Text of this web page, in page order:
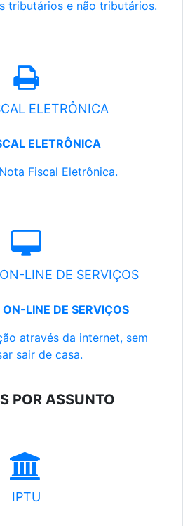
tributários e não tributários.
ELETRÔNICA
ELETRÔNICA
Fiscal Eletrônica.
LINE DE SERVIÇOS
LINE DE SERVIÇOS
através da internet, sem
sair de casa.
POR ASSUNTO
IPTU